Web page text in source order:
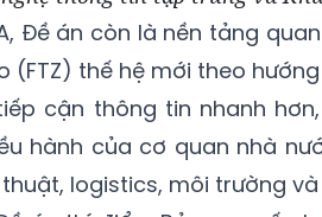
Đề án còn là nền tảng
(FTZ) thế hệ mới theo
cận thông tin nhanh
hành của cơ quan nhà
logistics, môi trường